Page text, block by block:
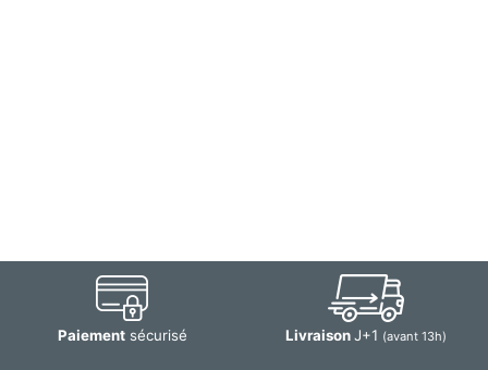
Paiementsécurisé LivraisonJ+1 (avant 13h)